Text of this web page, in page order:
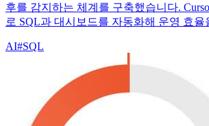
후를 감지하는 체계를 구축했습니다.
로 SQL과 대시보드를 자동화해 운영 효율
AI#SQL